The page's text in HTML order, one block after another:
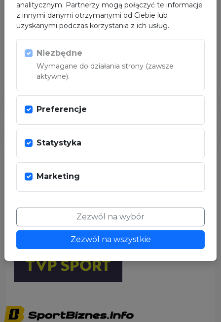
PARTNER MEDIALNY
analitycznym. Partnerzy mogą połączyć te informacje
z innymi danymi otrzymanymi od Ciebie lub
uzyskanymi podczas korzystania z ich usług.
Niezbędne
Wymagane do działania strony (zawsze
aktywne).
Preferencje
Statystyka
Marketing
Zezwól na wybór
Zezwól na wszystkie